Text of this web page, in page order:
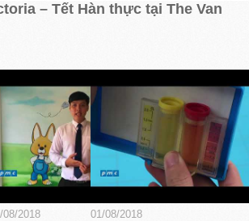
– Tết Hàn thực tại The Van
08/2018
01/08/2018